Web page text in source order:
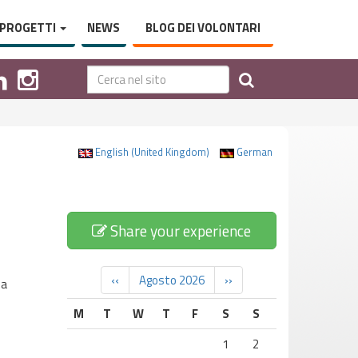
PROGETTI NEWS BLOG DEI VOLONTARI
English (United Kingdom) German
Share your experience
‹‹ Agosto 2026
››
M
T W T F S
S
1
2